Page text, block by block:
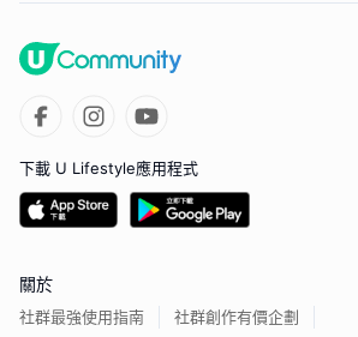
下載 U Lifestyle應用程式
關於
社群最強使用指南
社群創作有價企劃